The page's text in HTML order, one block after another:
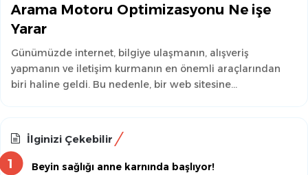
Arama Motoru Optimizasyonu Ne işe
Yarar
Günümüzde internet, bilgiye ulaşmanın, alışveriş
yapmanın ve iletişim kurmanın en önemli araçlarından
biri haline geldi. Bu nedenle, bir web sitesine…
İlginizi Çekebilir
Beyin sağlığı anne karnında başlıyor!